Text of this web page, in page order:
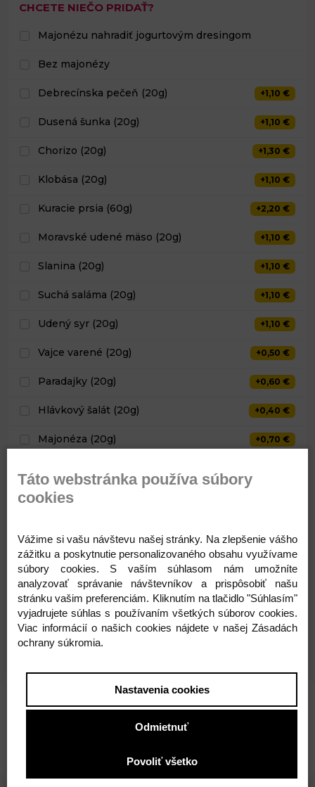
CHCETE NIEČO PRIDAŤ?
Majonézu nahradiť jogurtovým dresingom
Bez majonézy
Debrecínska pečeň (20g) +1,10 €
Dusená šunka (20g) +1,10 €
Chorizo (20g) +1,30 €
Klobása (20g) +1,10 €
Kuracie prsia (60g) +2,20 €
Moravské udené mäso (20g) +1,10 €
Slanina (20g) +1,10 €
Suchá saláma (20g) +1,10 €
Udený syr (20g) +1,10 €
Vajce varené (20g) +0,50 €
Paradajky (20g) +0,60 €
Hlávkový šalát (20g) +0,40 €
Majonéza (20g) +0,70 €
Kedy môže byť tento produkt pripravený?
Tento produkt môže byť prirpavený už za
3,20 €
s DPH
Pridať do košíka
Táto webstránka používa súbory
cookies
Vážime si vašu návštevu našej stránky. Na zlepšenie vášho
zážitku a poskytnutie personalizovaného obsahu využívame
súbory cookies. S vaším súhlasom nám umožníte
analyzovať správanie návštevníkov a prispôsobiť našu
stránku vašim preferenciám. Kliknutím na tlačidlo "Súhlasím"
vyjadrujete súhlas s používaním všetkých súborov cookies.
Viac informácií o našich cookies nájdete v našej Zásadách
ochrany súkromia.
Nastavenia cookies
Odmietnuť
Povoliť všetko